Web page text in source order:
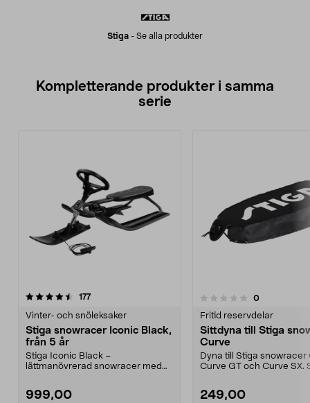
Stiga - Se alla produkter
Kompletterande produkter i samma
serie
177recensioner
Vinter- och snöleksaker
Stiga snowracer Iconic Black,
från 5 år
Stiga Iconic Black –
lättmanövrerad snowracer med
999,00
0.0 av 5 stjärnor 0recensioner
Fritid reservdelar
Sittdyna till Stiga
Curve
Dyna till Stiga snowracer
Curve GT och Curve SX.
249,00
0.0 av 5 stjärnor